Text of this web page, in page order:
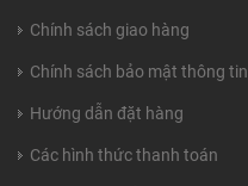
Chính sách giao hàng
Chính sách bảo mật thông tin
Hướng dẫn đặt hàng
Các hình thức thanh toán